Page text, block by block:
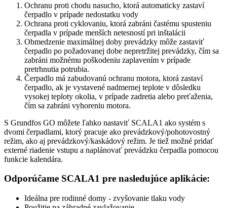
Ochranu proti chodu nasucho, ktorá automaticky zastaví
čerpadlo v prípade nedostatku vody
Ochrana proti cyklovaniu, ktorá zabráni častému spusteniu
čerpadla v prípade menších netesností pri inštalácii
Obmedzenie maximálnej doby prevádzky môže zastaviť
čerpadlo po požadovanej dobe nepretržitej prevádzky, čím sa
zabráni možnému poškodeniu zaplavením v prípade
pretrhnutia potrubia.
Čerpadlo má zabudovanú ochranu motora, ktorá zastaví
čerpadlo, ak je vystavené nadmernej teplote v dôsledku
vysokej teploty okolia, v prípade zadretia alebo preťaženia,
čím sa zabráni vyhoreniu motora.
S Grundfos GO môžete ľahko nastaviť SCALA1 ako systém s
dvomi čerpadlami, ktorý pracuje ako prevádzkový/pohotovostný
režim, ako aj prevádzkový/kaskádový režim. Je tiež možné pridať
externé riadenie vstupu a naplánovať prevádzku čerpadla pomocou
funkcie kalendára.
Odporúčame SCALA1 pre nasledujúce aplikácie:
Ideálna pre rodinné domy - zvyšovanie tlaku vody